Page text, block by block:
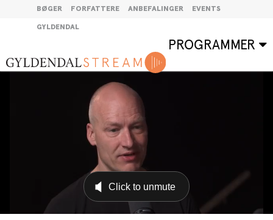
BØGER FORFATTERE ANBEFALINGER EVENTS
GYLDENDAL
PROGRAMMER